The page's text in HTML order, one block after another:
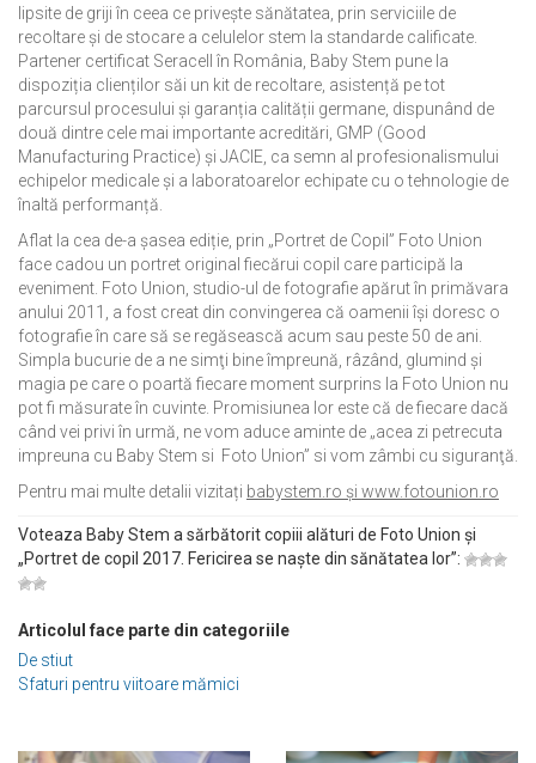
lipsite de griji în ceea ce privește sănătatea, prin serviciile de
recoltare și de stocare a celulelor stem la standarde calificate.
Partener certificat Seracell în România, Baby Stem pune la
dispoziția clienților săi un kit de recoltare, asistență pe tot
parcursul procesului și garanția calității germane, dispunând de
două dintre cele mai importante acreditări, GMP (Good
Manufacturing Practice) și JACIE, ca semn al profesionalismului
echipelor medicale și a laboratoarelor echipate cu o tehnologie de
înaltă performanță.
Aflat la cea de-a șasea ediție, prin „Portret de Copil” Foto Union
face cadou un portret original fiecărui copil care participă la
eveniment. Foto Union, studio-ul de fotografie apărut în primăvara
anului 2011, a fost creat din convingerea că oamenii îşi doresc o
fotografie în care să se regăsească acum sau peste 50 de ani.
Simpla bucurie de a ne simţi bine împreună, râzând, glumind şi
magia pe care o poartă fiecare moment surprins la Foto Union nu
pot fi măsurate în cuvinte. Promisiunea lor este că de fiecare dacă
când vei privi în urmă, ne vom aduce aminte de „acea zi petrecuta
impreuna cu Baby Stem si Foto Union” si vom zâmbi cu siguranţă.
Pentru mai multe detalii vizitați babystem.ro și www.fotounion.ro
Voteaza Baby Stem a sărbătorit copiii alături de Foto Union și
„Portret de copil 2017. Fericirea se naște din sănătatea lor”:
Articolul face parte din categoriile
De stiut
Sfaturi pentru viitoare mămici